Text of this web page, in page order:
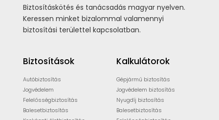
Biztosításkötés és tanácsadás magyar nyelven.
Keressen minket bizalommal valamennyi
biztosítási területtel kapcsolatban.
Biztosítások
Autóbiztosítás
Jogvédelem
Felelősségbiztosítás
Balesetbiztosítás
Kalkulátorok
Gépjármű biztosítás
Jogvédelem biztosítás
Nyugdíj biztosítás
Balesetbiztosítás